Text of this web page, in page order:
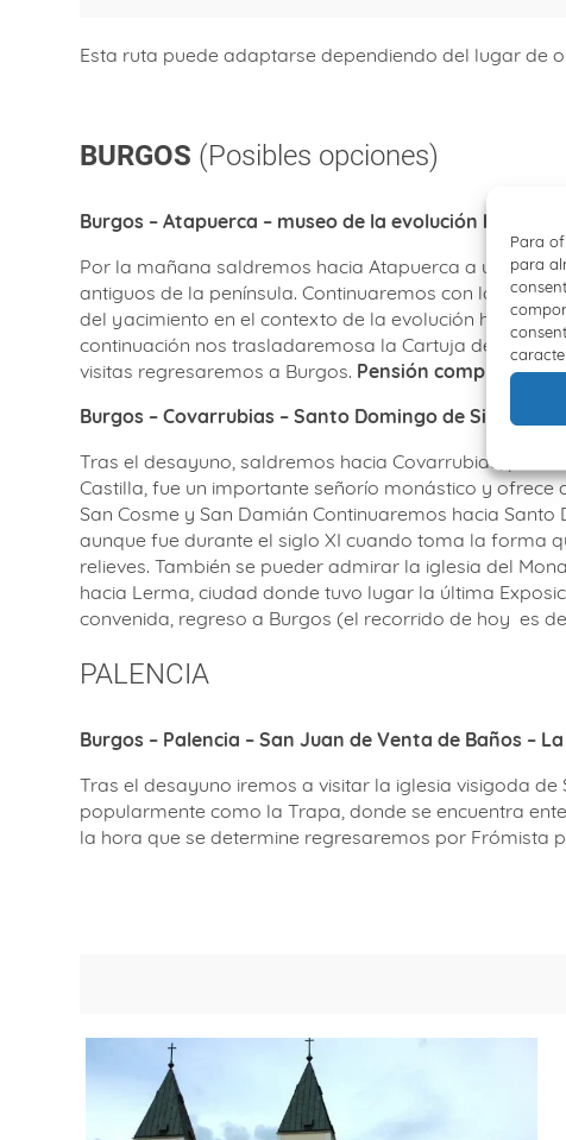
Para
para
Esta ruta puede adaptarse dependiendo del lugar de
BURGOS (Posibles opciones)
Burgos – Atapuerca – museo de la evolución humana
Por la mañana saldremos hacia Atapuerca a unos 24
antiguos de la península. Continuaremos con la visita
del yacimiento en el contexto de la evolución
continuación nos trasladaremosa la Cartuja de
visitas regresaremos a Burgos. Pensión completa.
Burgos – Covarrubias – Santo Domingo de Silos
Tras el desayuno, saldremos hacia Covarrubias,
Castilla, fue un importante señorío monástico y
San Cosme y San Damián Continuaremos hacia
aunque fue durante el siglo XI cuando toma la forma
relieves. También se pueder admirar la iglesia del
hacia Lerma, ciudad donde tuvo lugar la última
convenida, regreso a Burgos (el recorrido de hoy es
PALENCIA
Burgos – Palencia – San Juan de Venta de Baños –
Tras el desayuno iremos a visitar la iglesia visigoda
popularmente como la Trapa, donde se encuentra
la hora que se determine regresaremos por Frómista